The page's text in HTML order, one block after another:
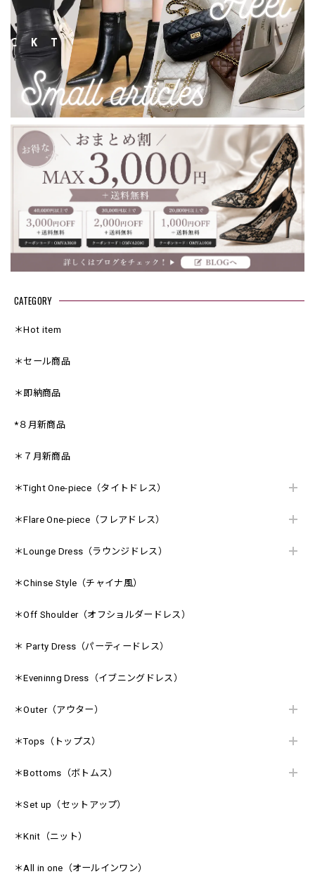
CATEGORY
＊Hot item
＊セール商品
＊即納商品
*８月新商品
＊７月新商品
＊Tight One-piece（タイトドレス）
＊Flare One-piece（フレアドレス）
＊Lounge Dress（ラウンジドレス）
＊Chinse Style（チャイナ風）
＊Off Shoulder（オフショルダードレス）
＊ Party Dress（パーティードレス）
＊Eveninng Dress（イブニングドレス）
＊Outer（アウター）
＊Tops（トップス）
＊Bottoms（ボトムス）
＊Set up（セットアップ）
＊Knit（ニット）
＊All in one（オールインワン）